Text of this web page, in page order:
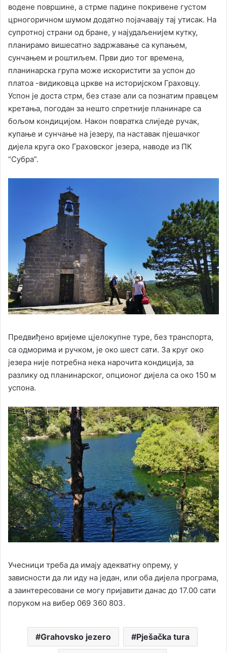
водене површине, а стрме падине покривене густом
црногоричном шумом додатно појачавају тај утисак. На
супротној страни од бране, у најудаљенијем кутку,
планирамо вишесатно задржавање са купањем,
сунчањем и роштиљем. Први дио тог времена,
планинарска група може искористити за успон до
платоа -видиковца цркве на историјском Граховцу.
Успон је доста стрм, без стазе али са познатим правцем
кретања, погодан за нешто спретније планинаре са
бољом кондицијом. Након повратка слиједе ручак,
купање и сунчање на језеру, па наставак пјешачког
дијела круга око Граховског језера, наводе из ПК
“Субра”.
Предвиђено вријеме цјелокупне туре, без транспорта,
са одморима и ручком, је око шест сати. За круг око
језера није потребна нека нарочита кондиција, за
разлику од планинарског, опционог дијела са око 150 м
успона.
Учесници треба да имају адекватну опрему, у
зависности да ли иду на један, или оба дијела програма,
а заинтересовани се могу пријавити данас до 17.00 сати
поруком на вибер 069 360 803.
Grahovsko jezero Pješačka tura